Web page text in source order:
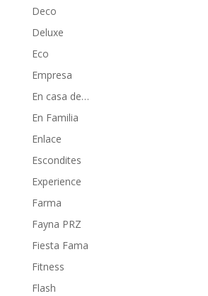
Deco
Deluxe
Eco
Empresa
En casa de…
En Familia
Enlace
Escondites
Experience
Farma
Fayna PRZ
Fiesta Fama
Fitness
Flash